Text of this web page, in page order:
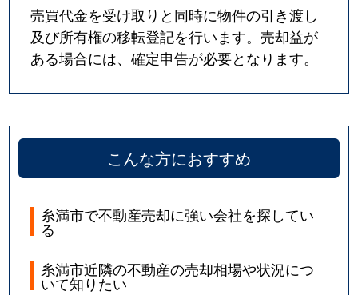
売買代金を受け取りと同時に物件の引き渡し
及び所有権の移転登記を行います。売却益が
ある場合には、確定申告が必要となります。
こんな方におすすめ
糸満市で不動産売却に強い会社を探してい
る
糸満市近隣の不動産の売却相場や状況につ
いて知りたい